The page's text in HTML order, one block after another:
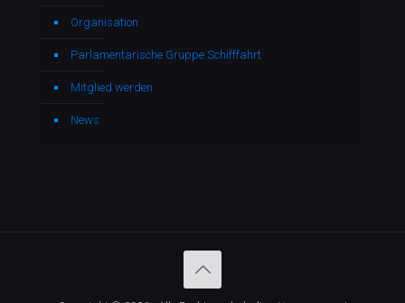
Organisation
Parlamentarische Gruppe Schifffahrt
Mitglied werden
News